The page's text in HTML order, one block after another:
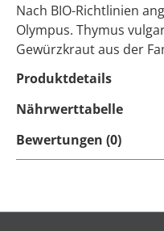
Nach BIO-Richtlinien
Olympus. Thymus
Gewürzkraut aus der
Produktdetails
Nährwerttabelle
Bewertungen (0)